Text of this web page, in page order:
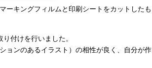
ーキングフィルムと印刷シートをカットしたも
付けを行いました。
ョンのあるイラスト）の相性が良く、自分が作